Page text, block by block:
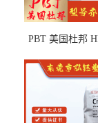
PBT 美国杜邦
部件